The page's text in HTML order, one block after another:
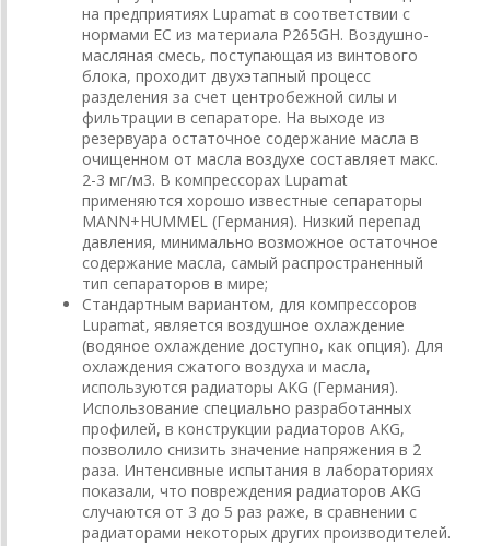
на предприятиях Lupamat в соответствии с
нормами ЕС из материала P265GH. Воздушно-
масляная смесь, поступающая из винтового
блока, проходит двухэтапный процесс
разделения за счет центробежной силы и
фильтрации в сепараторе. На выходе из
резервуара остаточное содержание масла в
очищенном от масла воздухе составляет макс.
2-3 мг/м3. В компрессорах Lupamat
применяются хорошо известные сепараторы
MANN+HUMMEL (Германия). Низкий перепад
давления, минимально возможное остаточное
содержание масла, самый распространенный
тип сепараторов в мире;
Стандартным вариантом, для компрессоров
Lupamat, является воздушное охлаждение
(водяное охлаждение доступно, как опция). Для
охлаждения сжатого воздуха и масла,
используются радиаторы AKG (Германия).
Использование специально разработанных
профилей, в конструкции радиаторов AKG,
позволило снизить значение напряжения в 2
раза. Интенсивные испытания в лабораториях
показали, что повреждения радиаторов AKG
случаются от 3 до 5 раз раже, в сравнении с
радиаторами некоторых других производителей.